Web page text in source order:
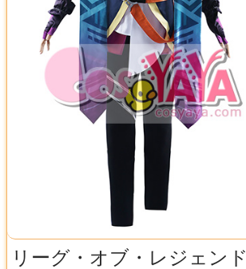
リーグ・オブ・レジェンド